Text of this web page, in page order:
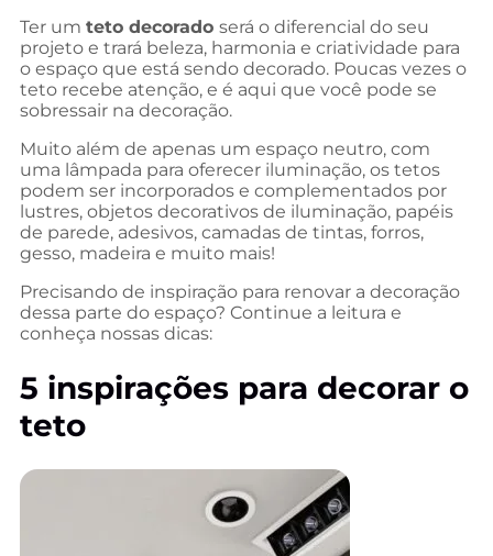
Ter um teto decorado será o diferencial do seu
projeto e trará beleza, harmonia e criatividade para
o espaço que está sendo decorado. Poucas vezes o
teto recebe atenção, e é aqui que você pode se
sobressair na decoração.
Muito além de apenas um espaço neutro, com
uma lâmpada para oferecer iluminação, os tetos
podem ser incorporados e complementados por
lustres, objetos decorativos de iluminação, papéis
de parede, adesivos, camadas de tintas, forros,
gesso, madeira e muito mais!
Precisando de inspiração para renovar a decoração
dessa parte do espaço? Continue a leitura e
conheça nossas dicas:
5 inspirações para decorar o
teto